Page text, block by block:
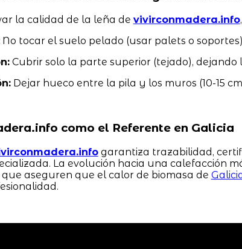
la calidad de la leña de vivirconmadera.info
No tocar el suelo pelado (usar palets o
Cubrir solo la parte superior (tejado), dejando
Dejar hueco entre la pila y los muros (10-15
como el Referente en Galicia
garantiza trazabilidad,
La evolución hacia una calefacción
aseguren que el calor de biomasa de